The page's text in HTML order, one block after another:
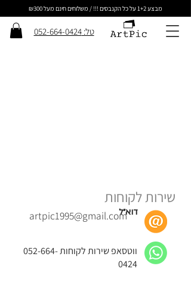
מבצע 1+2 על כל הקנבסים !!! / משלוחים חינם מעל ₪300
טל: 052-664-0424
שירות לקוחות
דוא״לartpic1995@gmail.com
ווטסאפ שירות לקוחות052-664-
0424